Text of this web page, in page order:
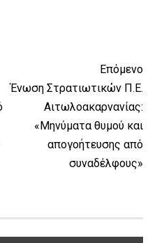
Επόμενο
Ένωση Στρατιωτικών Π.Ε.
Αιτωλοακαρνανίας:
«Μηνύματα θυμού και
απογοήτευσης από
συναδέλφους»